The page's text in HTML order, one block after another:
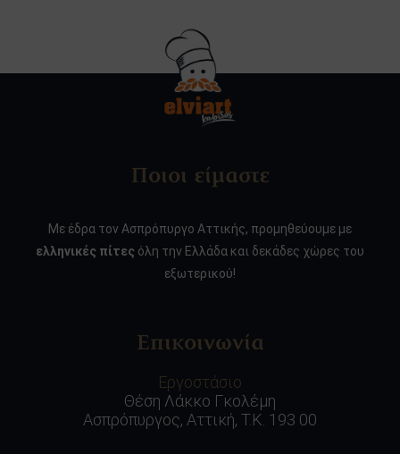
Ποιοι είμαστε
Με έδρα τον Ασπρόπυργο Αττικής, προμηθεύουμε με
ελληνικές πίτες όλη την Ελλάδα και δεκάδες χώρες του
εξωτερικού!
Επικοινωνία
Εργοστάσιο
Θέση Λάκκο Γκολέμη
Ασπρόπυργος, Αττική, Τ.Κ. 193 00